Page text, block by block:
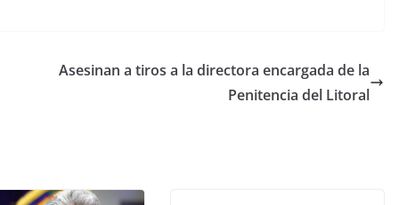
Asesinan a tiros a la directora encargada de la
Penitencia del Litoral